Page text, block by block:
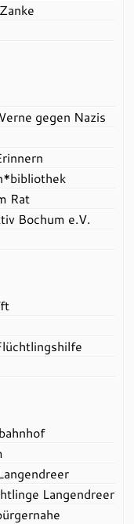
gegen Nazis
Rat
Bochum e.V.
Langendreer